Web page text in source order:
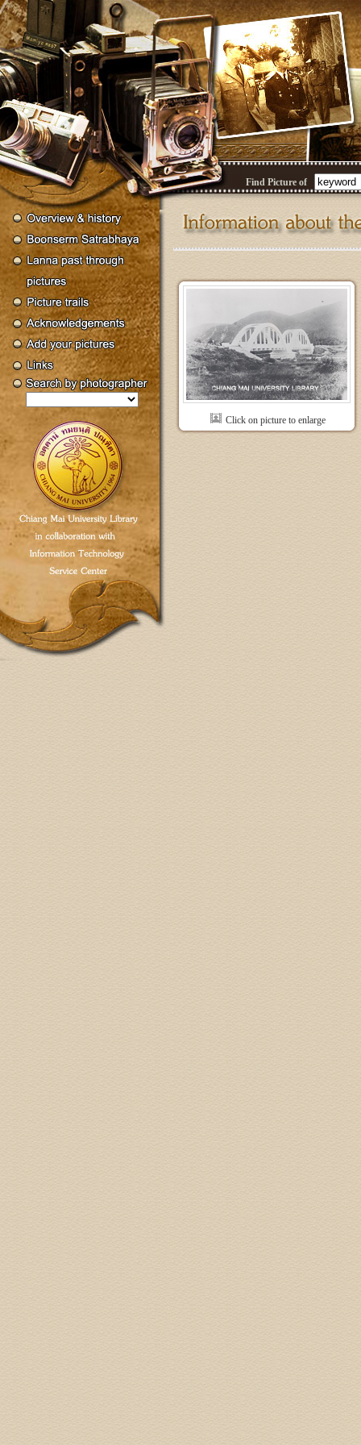
Find Picture of
Click on picture to enlarge